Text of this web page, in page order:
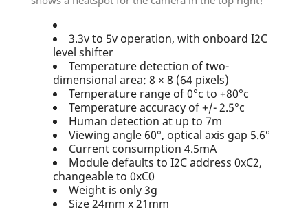
3.3v to 5v operation, with onboard I2C
level shifter
Temperature detection of two-
dimensional area: 8 × 8 (64 pixels)
Temperature range of 0°c to +80°c
Temperature accuracy of +/- 2.5°c
Human detection at up to 7m
Viewing angle 60°, optical axis gap 5.6°
Current consumption 4.5mA
Module defaults to I2C address 0xC2,
changeable to 0xC0
Weight is only 3g
Size 24mm x 21mm